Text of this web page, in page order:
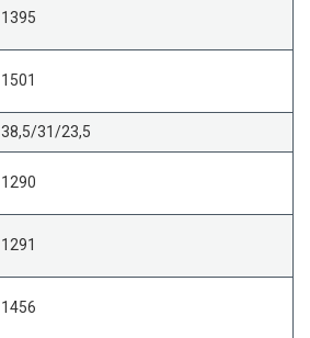
1395
1501
38,5/31/23,5
1290
1291
1456